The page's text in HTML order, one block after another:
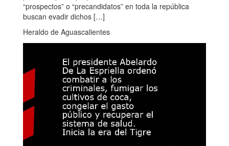
“prospectos” o “precandidatos” en toda la república
buscan evadir dichos […]
Heraldo de Aguascalientes